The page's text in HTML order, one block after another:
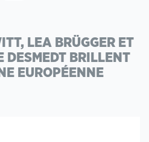
LEA BRÜGGER ET
DESMEDT BRILLENT
EUROPÉENNE